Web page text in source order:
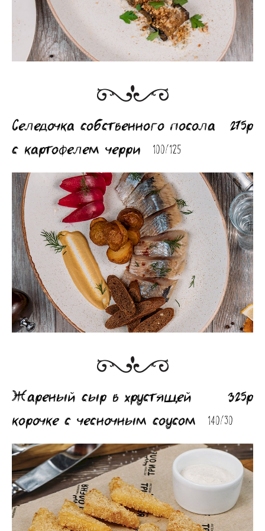
275р
Селедочка собственного посола
с картофелем черри
100/125
325р
Жареный сыр в хрустящей
корочке с чесночным соусом
140/30